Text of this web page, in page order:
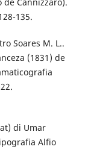
135.
Soares M. L..
(1831) de
di Umar
Alfio